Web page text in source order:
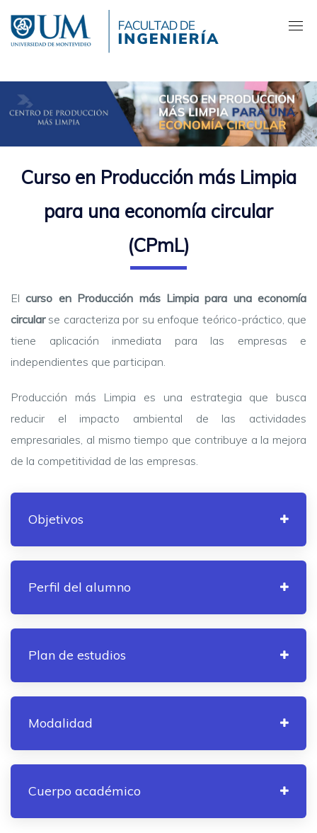
contenido
principal
Curso en Producción más Limpia
para una economía circular
(CPmL)
Elcurso en Producción más Limpia para una economía
circularse caracteriza por su enfoque teórico-práctico, que
tiene aplicación inmediata para las empresas e
independientes que participan.
Producción más Limpia es una estrategia que busca
reducir el impacto ambiental de las actividades
empresariales, al mismo tiempo que contribuye a la mejora
de la competitividad de las empresas.
Objetivos
Perfil del alumno
Plan de estudios
Modalidad
Cuerpo académico